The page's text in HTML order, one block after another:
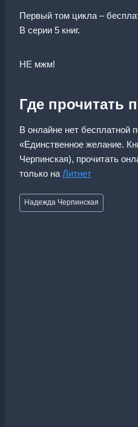
Первый том цикла –
В серии 5 книг.
НЕ мжм!
Где прочитать
В онлайне нет бесплатной
«Единственное желание.
Черпинская), прочитать
только на Литнет
Метки
записи:
Надежда Черпинская